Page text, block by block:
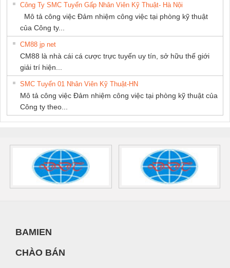
Công Ty SMC Tuyển Gấp Nhân Viên Kỹ Thuật- Hà Nội
Mô tả công việc Đảm nhiệm công việc tại phòng kỹ thuật
của Công ty...
CM88 jp net
CM88 là nhà cái cá cược trực tuyến uy tín, sở hữu thế giới
giải trí hiện...
SMC Tuyển 01 Nhân Viên Kỹ Thuật-HN
Mô tả công việc Đảm nhiệm công việc tại phòng kỹ thuật của
Công ty theo...
BAMIEN
CHÀO BÁN